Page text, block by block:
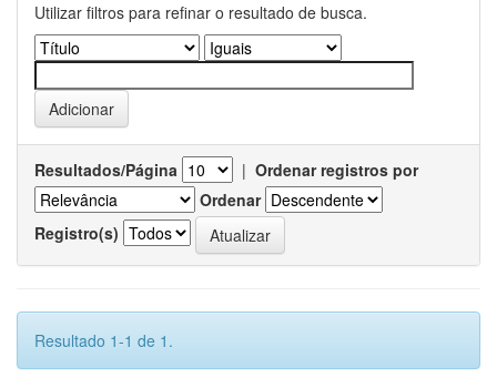
Utilizar filtros para refinar o resultado de busca.
Resultados/Página | Ordenar registros por
Ordenar
Registro(s)
Resultado 1-1 de 1.